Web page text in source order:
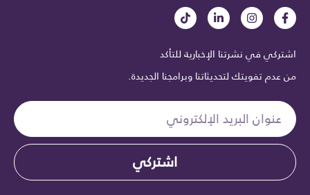
اشتركي في نشرتنا الإخبارية للتأكد
من عدم تفويتك لتحديثاتنا وبرامجنا الجديدة.
اشتركي